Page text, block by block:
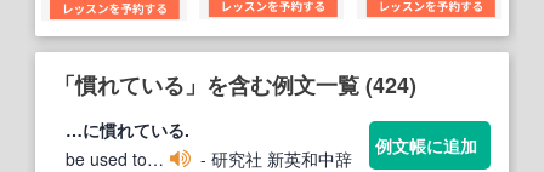
「慣れている」を含む例文一覧 (424)
…に慣れている.
be used to…
- 研究社 新英和中辞
例文帳に追加